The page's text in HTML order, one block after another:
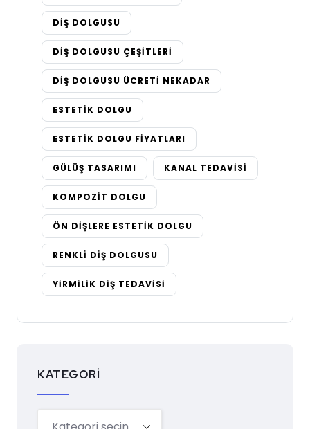
DIŞ DOLGUSU
DIŞ DOLGUSU ÇEŞITLERI
DIŞ DOLGUSU ÜCRETI NEKADAR
ESTETIK DOLGU
ESTETIK DOLGU FIYATLARI
GÜLÜŞ TASARIMI KANAL TEDAVISI
KOMPOZIT DOLGU
ÖN DIŞLERE ESTETIK DOLGU
RENKLI DIŞ DOLGUSU
YIRMILIK DIŞ TEDAVISI
KATEGORI